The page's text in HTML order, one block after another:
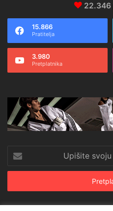
22.346
15.866
Pratitelja
3.980
Pretplatnika
svoju
mail